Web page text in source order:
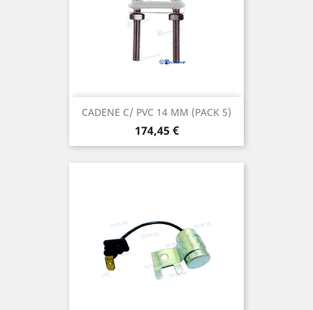
CADENE C/ PVC 14 MM (PACK 5)
Prix
174,45 €